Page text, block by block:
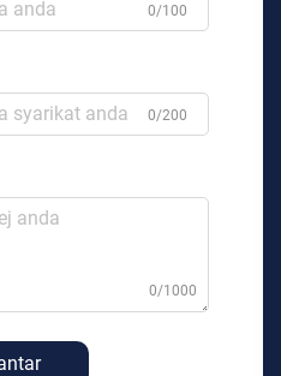
0/100
0/200
0/1000